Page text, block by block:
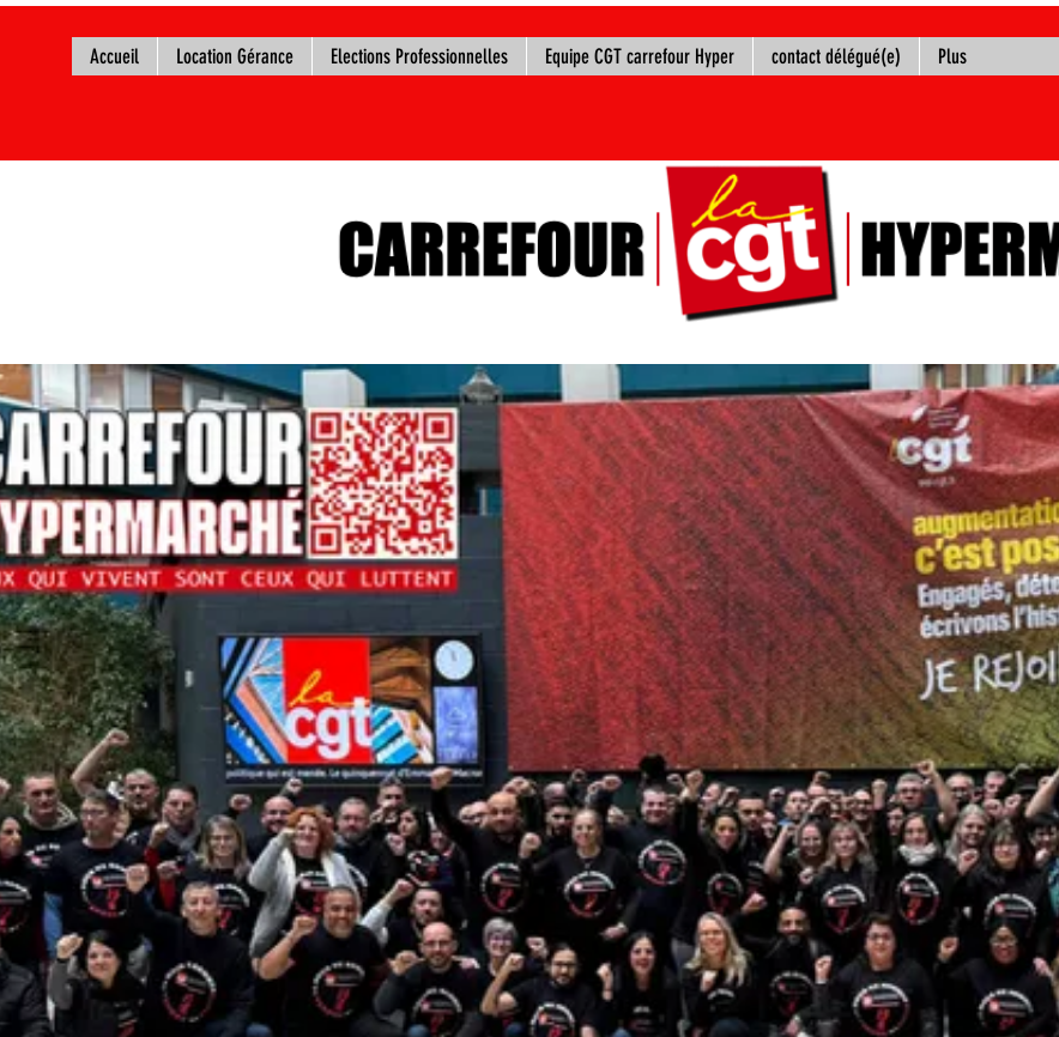
Accueil Location Gérance Elections Professionnelles Equipe CGT carrefour Hyper contact délégué(e) Plus